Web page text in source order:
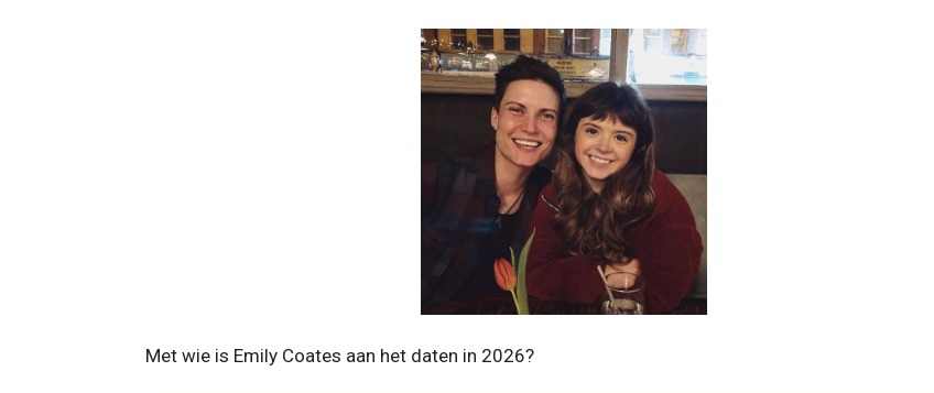
Met wie is Emily Coates aan het daten in 2026?